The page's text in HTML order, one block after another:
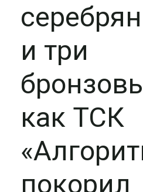
и три
как ТСК
покорил